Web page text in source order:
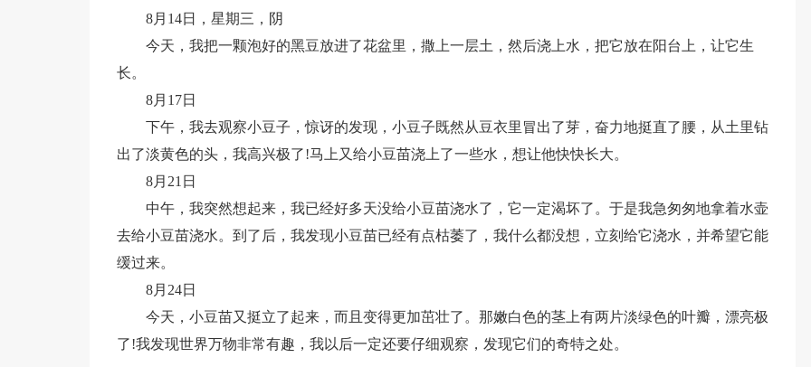
8月14日，星期三，阴
今天，我把一颗泡好的黑豆放进了花盆里，撒上一层土，然后浇上水，把它放在阳台上，让它生
长。
8月17日
下午，我去观察小豆子，惊讶的发现，小豆子既然从豆衣里冒出了芽，奋力地挺直了腰，从土里钻
出了淡黄色的头，我高兴极了!马上又给小豆苗浇上了一些水，想让他快快长大。
8月21日
中午，我突然想起来，我已经好多天没给小豆苗浇水了，它一定渴坏了。于是我急匆匆地拿着水壶
去给小豆苗浇水。到了后，我发现小豆苗已经有点枯萎了，我什么都没想，立刻给它浇水，并希望它能
缓过来。
8月24日
今天，小豆苗又挺立了起来，而且变得更加茁壮了。那嫩白色的茎上有两片淡绿色的叶瓣，漂亮极
了!我发现世界万物非常有趣，我以后一定还要仔细观察，发现它们的奇特之处。